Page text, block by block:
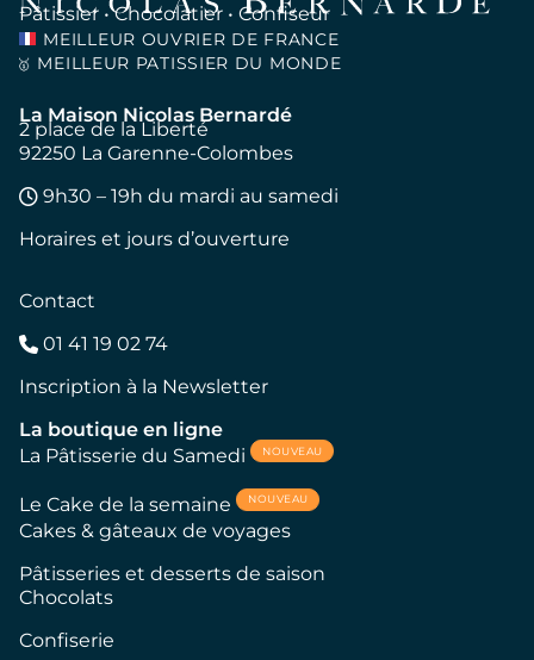
Pâtissier • Chocolatier • Confiseur
MEILLEUR OUVRIER DE FRANCE
🥇 MEILLEUR PATISSIER DU MONDE
La Maison Nicolas Bernardé
2 place de la Liberté
92250 La Garenne-Colombes
9h30 – 19h du mardi au samedi
Horaires et jours d’ouverture
Contact
01 41 19 02 74
Inscription à la Newsletter
La boutique en ligne
La Pâtisserie du Samedi
NOUVEAU
Le Cake de la semaine NOUVEAU
Cakes & gâteaux de voyages
Pâtisseries et desserts de saison
Chocolats
Confiserie